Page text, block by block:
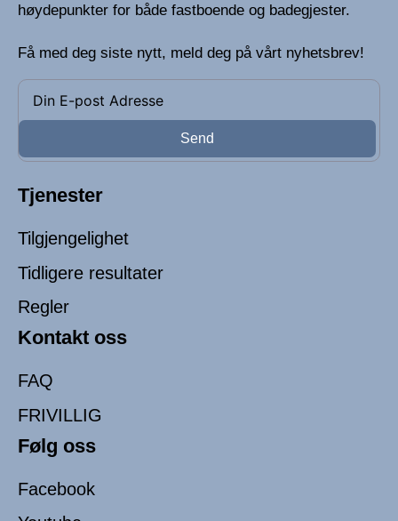
høydepunkter for både fastboende og badegjester.
Få med deg siste nytt, meld deg på vårt nyhetsbrev!
Send
Tjenester
Tilgjengelighet
Tidligere resultater
Regler
Kontakt oss
FAQ
FRIVILLIG
Følg oss
Facebook